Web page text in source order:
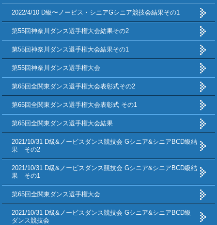
2022/4/10 D級〜ノービス・シニアGシニア競技会結果その1
第55回神奈川ダンス選手権大会結果その2
第55回神奈川ダンス選手権大会結果その1
第55回神奈川ダンス選手権大会
第65回全関東ダンス選手権大会表彰式その2
第65回全関東ダンス選手権大会表彰式 その1
第65回全関東ダンス選手権大会結果
2021/10/31 D級&ノービスダンス競技会 Gシニア&シニアBCD級結
果 その2
2021/10/31 D級&ノービスダンス競技会 Gシニア&シニアBCD級結
果 その1
第65回全関東ダンス選手権大会
2021/10/31 D級&ノービスダンス競技会 Gシニア&シニアBCD級
ダンス競技会